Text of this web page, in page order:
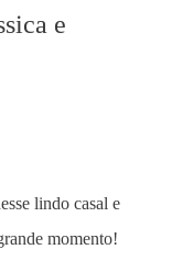
e
lindo casal e
momento!